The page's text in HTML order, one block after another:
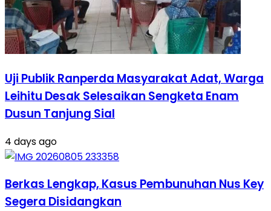
Uji Publik Ranperda Masyarakat Adat, Warga
Leihitu Desak Selesaikan Sengketa Enam
Dusun Tanjung Sial
4 days ago
Berkas Lengkap, Kasus Pembunuhan Nus Key
Segera Disidangkan